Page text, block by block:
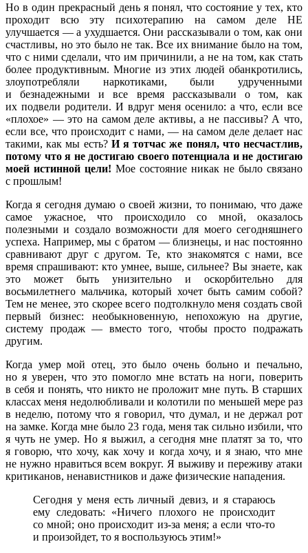
Но в один прекрасный день я понял, что состояние у тех, кто
проходит всю эту психотерапию на самом деле НЕ
улучшается — а ухудшается. Они рассказывали о том, как они
счастливы, но это было не так. Все их внимание было на том,
что с ними сделали, что им причинили, а не на том, как стать
более продуктивным. Многие из этих людей обанкротились,
злоупотребляли наркотиками, были удрученными
и безнадежными и все время рассказывали о том, как
их подвели родители. И вдруг меня осенило: а что, если все
«плохое» — это на самом деле активы, а не пассивы? А что,
если все, что происходит с нами, — на самом деле делает нас
такими, как мы есть? И я тотчас же понял, что несчастлив,
потому что я не достигаю своего потенциала и не достигаю
моей истинной цели! Мое состояние никак не было связано
с прошлым!
Когда я сегодня думаю о своей жизни, то понимаю, что даже
самое ужасное, что происходило со мной, оказалось
полезными и создало возможности для моего сегодняшнего
успеха. Например, мы с братом — близнецы, и нас постоянно
сравнивают друг с другом. Те, кто знакомятся с нами, все
время спрашивают: кто умнее, выше, сильнее? Вы знаете, как
это может быть унизительно и оскорбительно для
восьмилетнего мальчика, который хочет быть самим собой?
Тем не менее, это скорее всего подтолкнуло меня создать свой
первый бизнес: необыкновенную, непохожую на другие,
систему продаж — вместо того, чтобы просто подражать
другим.
Когда умер мой отец, это было очень больно и печально,
но я уверен, что это помогло мне встать на ноги, поверить
в себя и понять, что никто не проложит мне путь. В старших
классах меня недолюбливали и колотили по меньшей мере раз
в неделю, потому что я говорил, что думал, и не держал рот
на замке. Когда мне было 23 года, меня так сильно избили, что
я чуть не умер. Но я выжил, а сегодня мне платят за то, что
я говорю, что хочу, как хочу и когда хочу, и я знаю, что мне
не нужно нравиться всем вокруг. Я выживу и переживу атаки
критиканов, ненавистников и даже физические нападения.
Сегодня у меня есть личный девиз, и я стараюсь
ему следовать: «Ничего плохого не происходит
со мной; оно происходит из-за меня; а если что-то
и произойдет, то я воспользуюсь этим!»